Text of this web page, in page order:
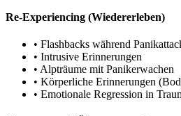
Re-Experiencing (Wiedererleben)
• Flashbacks während
• Intrusive Erinnerungen
• Alpträume mit Panikerwachen
• Körperliche Erinnerungen
• Emotionale Regression in